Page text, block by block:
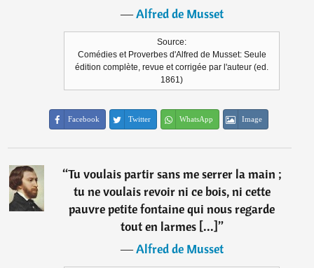
―Alfred de Musset
Source:
Comédies et Proverbes d'Alfred de Musset: Seule
édition complète, revue et corrigée par l'auteur (ed.
1861)
Facebook Twitter WhatsApp Image
“Tu voulais partir sans me serrer la main ;
tu ne voulais revoir ni ce bois, ni cette
pauvre petite fontaine qui nous regarde
tout en larmes [...]”
―Alfred de Musset